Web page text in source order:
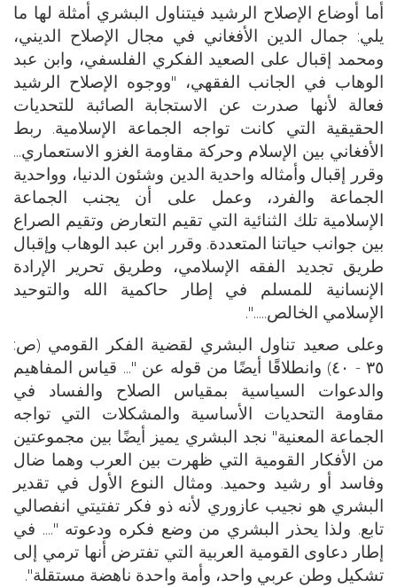
أما أوضاع الإصلاح الرشيد فيتناول البشري أمثلة لها ما
يلي: جمال الدين الأفغاني في مجال الإصلاح الديني،
ومحمد إقبال على الصعيد الفكري الفلسفي، وابن عبد
الوهاب في الجانب الفقهي، "ووجوه الإصلاح الرشيد
فعالة لأنها صدرت عن الاستجابة الصائبة للتحديات
الحقيقية التي كانت تواجه الجماعة الإسلامية. ربط
الأفغاني بين الإسلام وحركة مقاومة الغزو الاستعماري...
وقرر إقبال وأمثاله واحدية الدين وشئون الدنيا، وواحدية
الجماعة والفرد، وعمل على أن يجنب الجماعة
الإسلامية تلك الثنائية التي تقيم التعارض وتقيم الصراع
بين جوانب حياتنا المتعددة. وقرر ابن عبد الوهاب وإقبال
طريق تجديد الفقه الإسلامي، وطريق تحرير الإرادة
الإنسانية للمسلم في إطار حاكمية الله والتوحيد
الإسلامي الخالص.....".
وعلى صعيد تناول البشري لقضية الفكر القومي (ص:
٣٥ - ٤٠) وانطلاقًا أيضًا من قوله عن "... قياس المفاهيم
والدعوات السياسية بمقياس الصلاح والفساد في
مقاومة التحديات الأساسية والمشكلات التي تواجه
الجماعة المعنية" نجد البشري يميز أيضًا بين مجموعتين
من الأفكار القومية التي ظهرت بين العرب وهما ضال
وفاسد أو رشيد وحميد. ومثال النوع الأول في تقدير
البشري هو نجيب عازوري لأنه ذو فكر تفتيتي انفصالي
تابع. ولذا يحذر البشري من وضع فكره ودعوته ".... في
إطار دعاوى القومية العربية التي تفترض أنها ترمي إلى
تشكيل وطن عربي واحد، وأمة واحدة ناهضة مستقلة".